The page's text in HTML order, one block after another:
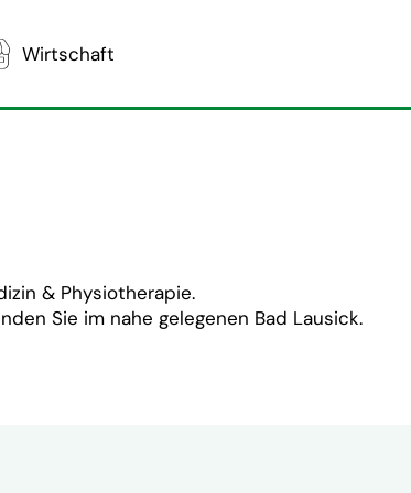
Wirtschaft
& Physiotherapie.
Sie im nahe gelegenen Bad Lausick.